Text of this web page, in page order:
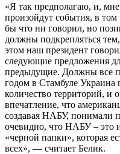
«Я так предполагаю, и,
произойдут события, в
бы что ни говорил, но
должны подкрепляться
этом наш президент
следующие предложения
предыдущие. Должны все
годом в Стамбуле Украина
количество территорий, и
впечатление, что
создавая НАБУ, понимали
очевидно, что НАБУ – это
«черной папки», которая
всех», ― считает Белик.